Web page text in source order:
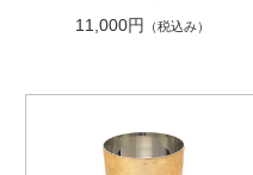
11,000円
（税込み）